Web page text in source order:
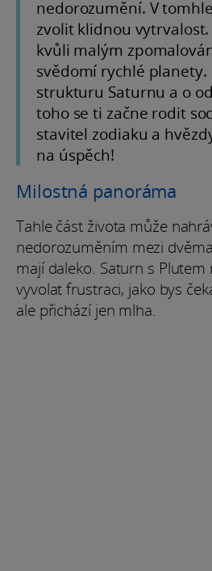
nedorozumění. V
zvolit klidnou
kvůli malým
svědomí rychlé planety.
strukturu Saturnu a o
toho se ti začne rodit
stavitel zodiaku a
na úspěch!
Milostná panoráma
Tahle část života může
nedorozuměním mezi
mají daleko. Saturn s Plutem
vyvolat frustraci, jako bys
ale přichází jen mlha.